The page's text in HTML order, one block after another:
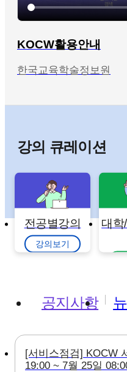
KOCW활용안내
한국교육학술정보원
강의 큐레이션
전공별강의
강의보기
대학
공지사항
[서비스점검] KOCW
19:00 ~ 7월 25일